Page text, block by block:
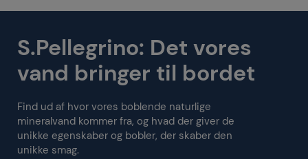
S.Pellegrino: Det vores
vand bringer til bordet
Find ud af hvor vores boblende naturlige
mineralvand kommer fra, og hvad der giver de
unikke egenskaber og bobler, der skaber den
unikke smag.